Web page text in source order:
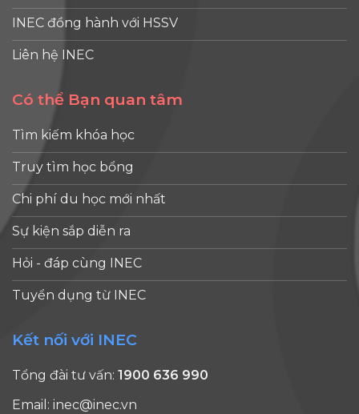
INEC đồng hành với HSSV
Liên hệ INEC
Có thể Bạn quan tâm
Tìm kiếm khóa học
Truy tìm học bổng
Chi phí du học mới nhất
Sự kiện sắp diễn ra
Hỏi - đáp cùng INEC
Tuyển dụng từ INEC
Kết nối với INEC
Tổng đài tư vấn: 1900 636 990
Email: inec@inec.vn